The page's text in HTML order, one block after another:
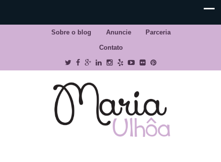
Sobre o blog Anuncie Parceria
Contato